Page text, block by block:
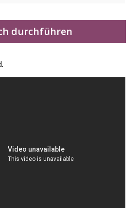
durchführen